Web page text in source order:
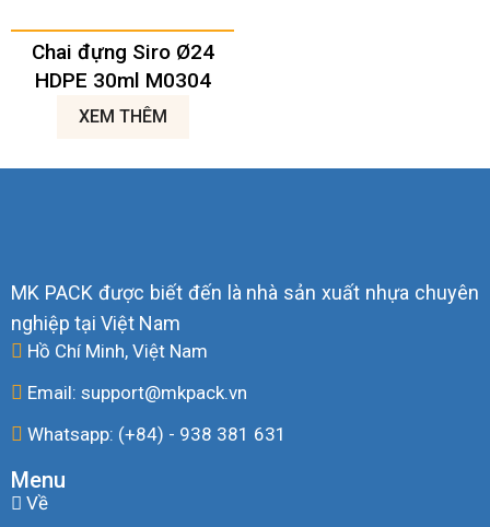
Chai đựng Siro Ø24
HDPE 30ml M0304
XEM THÊM
MK PACK được biết đến là nhà sản xuất nhựa chuyên
nghiệp tại Việt Nam
Hồ Chí Minh, Việt Nam
Email: support@mkpack.vn
Whatsapp: (+84) - 938 381 631
Menu
Về